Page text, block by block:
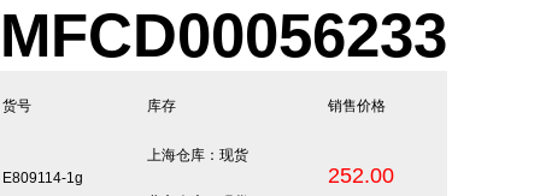
MFCD00056233
货号 库存 销售价格
E809114-1g
上海仓库：现货
252.00